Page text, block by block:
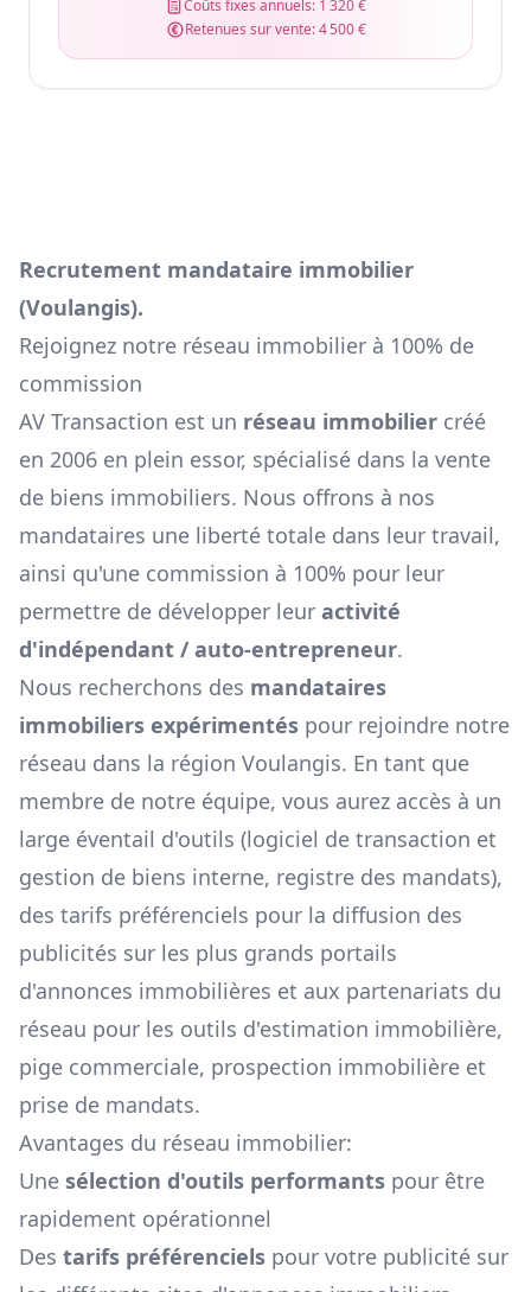
Coûts fixes annuels: 1 320 €
Retenues sur vente:4 500 €
Recrutement mandataire immobilier
(Voulangis).
Rejoignez notre réseau immobilier à 100% de
commission
AV Transaction est un réseau immobilier créé
en 2006 en plein essor, spécialisé dans la vente
de biens immobiliers. Nous offrons à nos
mandataires une liberté totale dans leur travail,
ainsi qu'une commission à 100% pour leur
permettre de développer leur activité
d'indépendant / auto-entrepreneur.
Nous recherchons des mandataires
immobiliers expérimentés pour rejoindre notre
réseau dans la région Voulangis. En tant que
membre de notre équipe, vous aurez accès à un
large éventail d'outils (logiciel de transaction et
gestion de biens interne, registre des mandats),
des tarifs préférenciels pour la diffusion des
publicités sur les plus grands portails
d'annonces immobilières et aux partenariats du
réseau pour les outils d'estimation immobilière,
pige commerciale, prospection immobilière et
prise de mandats.
Avantages du réseau immobilier:
Une sélection d'outils performants pour être
rapidement opérationnel
Des tarifs préférenciels pour votre publicité sur